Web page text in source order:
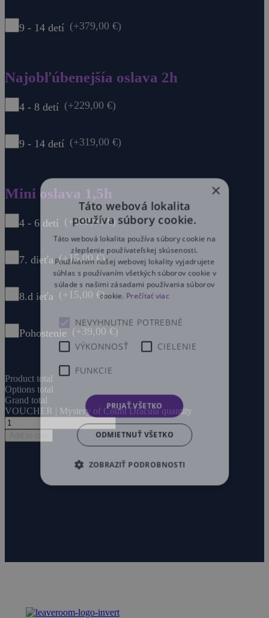
9 - 14 detí (+379,00 €)
Najobľúbenejšía oslava 2h
4 - 8 detí (+229,00 €)
9 - 14 detí (+319,00 €)
Mini oslava 1,5h
4 - 6 detí (+139,00 €)
7. dieťa (+15,00 €)
8.d ieťa (+15,00 €)
Pohostenie (+39,00 €)
Product total
Options total
Grand total
VOUCHER | Mystery of Count Dracula quantity
×
Táto webová lokalita
používa súbory cookie.
Táto webová lokalita používa súbory cookie na
zlepšenie používateľskej skúsenosti.
Používaním našej webovej lokality vyjadrujete
súhlas s používaním všetkých súborov cookie v
súlade s našimi zásadami používania súborov
cookie. Prečítať viac
NEVYHNUTNE POTREBNÉ
VÝKONNOSŤ CIELENIE
FUNKCIE
PRIJAŤ VŠETKO
ODMIETNUŤ VŠETKO
ZOBRAZIŤ PODROBNOSTI